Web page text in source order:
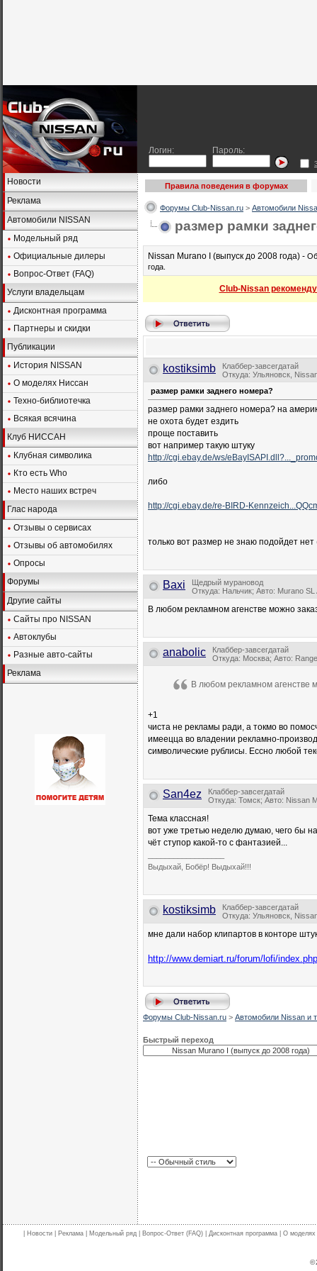
Логин: Пароль:
Новости
Реклама
Автомобили NISSAN
Модельный ряд
Официальные дилеры
Вопрос-Ответ (FAQ)
Услуги владельцам
Дисконтная программа
Партнеры и скидки
Публикации
История NISSAN
О моделях Ниссан
Техно-библиотечка
Всякая всячина
Клуб НИССАН
Клубная символика
Кто есть Who
Место наших встреч
Глас народа
Отзывы о сервисах
Отзывы об автомобилях
Опросы
Форумы
Другие сайты
Сайты про NISSAN
Автоклубы
Разные авто-сайты
Реклама
Правила поведения в форумах
Форумы Club-Nissan.ru > Автомобили
размер рамки
Nissan Murano I (выпуск до 2008 года) -
года.
Club-Nissan
kostiksimb
Клаббер-завсегдатай
Откуда: Ульяновск,
размер рамки заднего номера?
размер рамки заднего номера? на
не охота будет ездить
проще поставить
вот например такую штуку
http://cgi.ebay.de/ws/
либо
http://cgi.ebay.de/re-BIRD-
только вот размер не знаю подойдет нет
Baxi
Щедрый мурановод
Откуда: Нальчик; Авто: Murano
В любом рекламном агенстве можно
anabolic
Клаббер-завсегдатай
Откуда: Москва; Авто:
В любом рекламном агенстве
+1
чиста не рекламы ради, а токмо во
имеецца во владении рекламно-
символические рублисы. Ессно любой
San4ez
Клаббер-завсегдатай
Откуда: Томск; Авто: Nissan
Тема классная!
вот уже третью неделю думаю, чего бы
чёт ступор какой-то с фантазией...
Выдыхай, Бобёр! Выдыхай!!!
kostiksimb
Клаббер-завсегдатай
Откуда: Ульяновск,
мне дали набор клипартов в конторе
http://www.demiart.ru/forum/lofi/
Форумы Club-Nissan.ru > Автомобили Nissan и
Быстрый переход
Новости Реклама Модельный ряд Вопрос-Ответ (FAQ) Дисконтная программа О моделях
©